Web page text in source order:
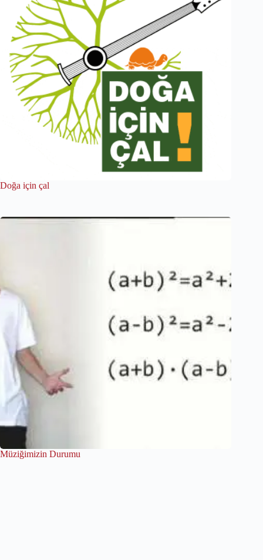
Doğa için çal
Müziğimizin Durumu